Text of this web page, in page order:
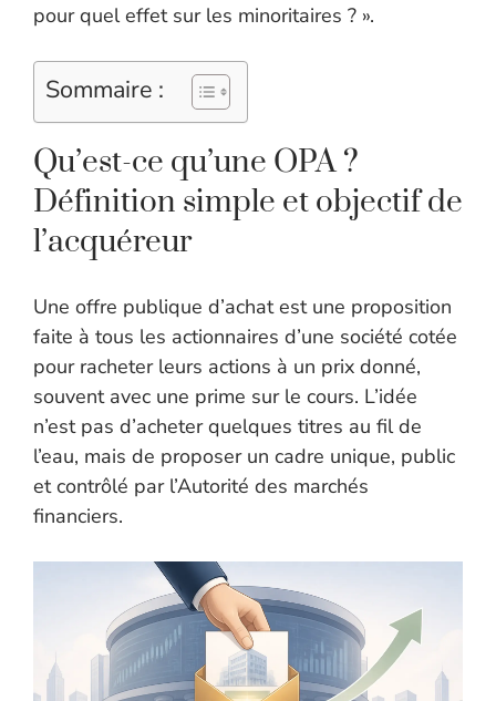
pour quel effet sur les minoritaires ? ».
Sommaire :
Qu’est-ce qu’une OPA ?
Définition simple et objectif de
l’acquéreur
Une offre publique d’achat est une proposition
faite à tous les actionnaires d’une société cotée
pour racheter leurs actions à un prix donné,
souvent avec une prime sur le cours. L’idée
n’est pas d’acheter quelques titres au fil de
l’eau, mais de proposer un cadre unique, public
et contrôlé par l’Autorité des marchés
financiers.